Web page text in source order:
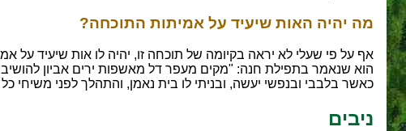
מה יהיה האות שיעיד על אמיתות התוכחה?
אף על פי שעלי לא יראה בקיומה של תוכחה זו, יהיה לו אות שיעיד על
הוא שנאמר בתפילת חנה: "מקים מעפר דל מאשפות ירים אביון להושיבי
כאשר בלבבי ובנפשי יעשה, ובניתי לו בית נאמן, והתהלך לפני משיחי
ניבים